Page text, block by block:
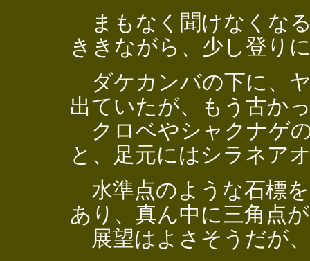
まもなく聞けなくな
ききながら、少し登り
ダケカンバの下に、
出ていたが、もう古か
クロベやシャクナゲ
と、足元にはシラネア
水準点のような石標
あり、真ん中に三角点
展望はよさそうだが